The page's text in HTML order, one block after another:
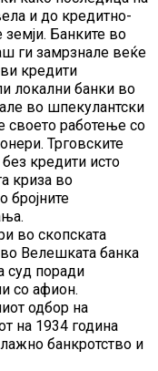
и до кредитно-
земји. Банките во
ги замрзнале веќе
кредити
локални банки во
во шпекулантски
своето работење со
Трговските
кредити исто
криза во
бројните
во скопската
Велешката банка
суд поради
со афион.
одбор на
на 1934 година
банкротство и